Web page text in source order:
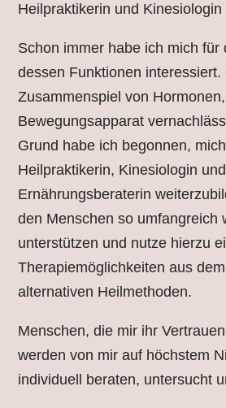
Heilpraktikerin und Kinesiologin
Schon immer habe ich mich für
dessen Funktionen
Zusammenspiel von
Bewegungsapparat
Grund habe ich begonnen,
Heilpraktikerin, Kinesiologin
Ernährungsberaterin
den Menschen so umfangreich
unterstützen und nutze hierzu
Therapiemöglichkeiten aus
alternativen Heilmethoden.
Menschen, die mir ihr
werden von mir auf höchstem
individuell beraten, untersucht